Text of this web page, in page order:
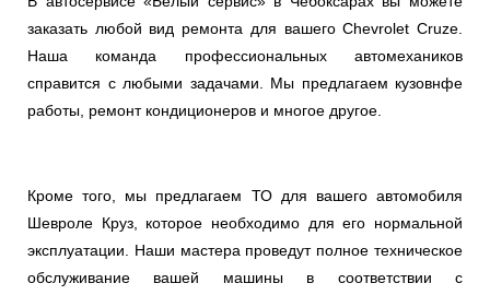
заказать любой вид ремонта для вашего Chevrolet Cruze.
Наша команда профессиональных автомехаников
справится с любыми задачами. Мы предлагаем кузовнфе
работы, ремонт кондиционеров и многое другое.
Кроме того, мы предлагаем ТО для вашего автомобиля
Шевроле Круз, которое необходимо для его нормальной
эксплуатации. Наши мастера проведут полное техническое
обслуживание вашей машины в соответствии с